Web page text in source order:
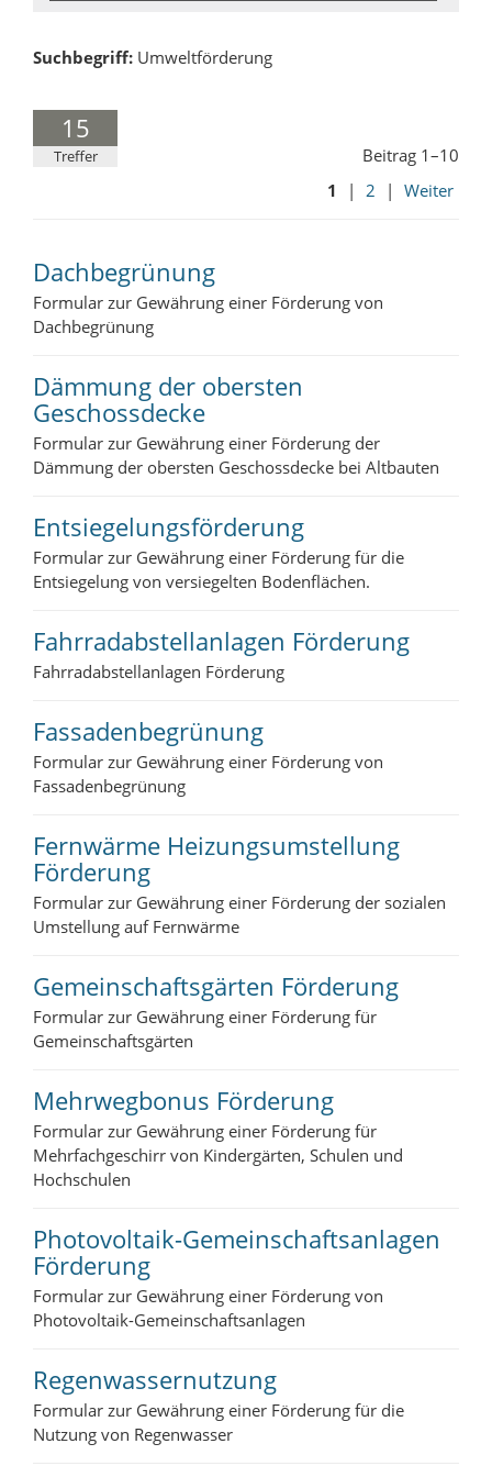
Suchbegriff: Umweltförderung
15
Treffer
Beitrag 1–10
1
| 2 | Weiter
Dachbegrünung
Formular zur Gewährung einer Förderung von
Dachbegrünung
Dämmung der obersten
Geschossdecke
Formular zur Gewährung einer Förderung der
Dämmung der obersten Geschossdecke bei Altbauten
Entsiegelungsförderung
Formular zur Gewährung einer Förderung für die
Entsiegelung von versiegelten Bodenflächen.
Fahrradabstellanlagen Förderung
Fahrradabstellanlagen Förderung
Fassadenbegrünung
Formular zur Gewährung einer Förderung von
Fassadenbegrünung
Fernwärme Heizungsumstellung
Förderung
Formular zur Gewährung einer Förderung der sozialen
Umstellung auf Fernwärme
Gemeinschaftsgärten Förderung
Formular zur Gewährung einer Förderung für
Gemeinschaftsgärten
Mehrwegbonus Förderung
Formular zur Gewährung einer Förderung für
Mehrfachgeschirr von Kindergärten, Schulen und
Hochschulen
Photovoltaik-Gemeinschaftsanlagen
Förderung
Formular zur Gewährung einer Förderung von
Photovoltaik-Gemeinschaftsanlagen
Regenwassernutzung
Formular zur Gewährung einer Förderung für die
Nutzung von Regenwasser